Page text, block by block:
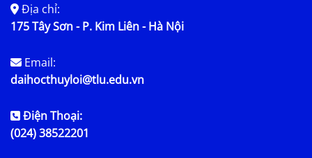
Địa chỉ:
175 Tây Sơn - P. Kim Liên - Hà Nội
Email:
daihocthuyloi@tlu.edu.vn
Điện Thoại:
(024) 38522201